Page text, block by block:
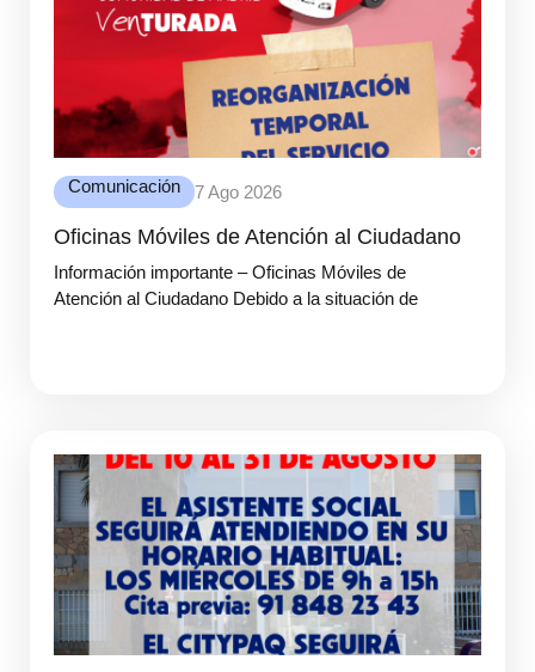
Comunicación 7 Ago 2026
Oficinas Móviles de Atención al Ciudadano
Información importante – Oficinas Móviles de
Atención al Ciudadano Debido a la situación de